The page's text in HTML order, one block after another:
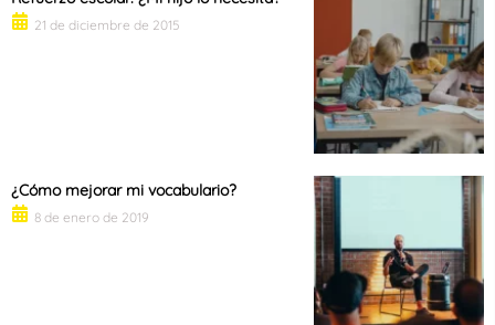
21 de diciembre de 2015
¿Cómo mejorar mi vocabulario?
8 de enero de 2019